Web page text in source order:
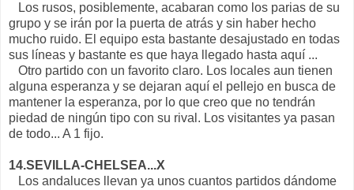
Los rusos, posiblemente, acabaran como los parias de su
grupo y se irán por la puerta de atrás y sin haber hecho
mucho ruido. El equipo esta bastante desajustado en todas
sus líneas y bastante es que haya llegado hasta aquí ...
Otro partido con un favorito claro. Los locales aun tienen
alguna esperanza y se dejaran aquí el pellejo en busca de
mantener la esperanza, por lo que creo que no tendrán
piedad de ningún tipo con su rival. Los visitantes ya pasan
de todo... A 1 fijo.
14.SEVILLA-CHELSEA...X
Los andaluces llevan ya unos cuantos partidos dándome